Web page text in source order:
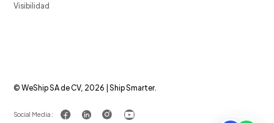
Visibilidad
© WeShip SA de CV, 2026 | Ship Smarter.
Social Media :